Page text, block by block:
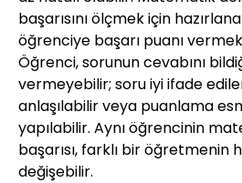
başarısını ölçmek için
öğrenciye başarı puanı
Öğrenci, sorunun cevabını
vermeyebilir; soru iyi ifade
anlaşılabilir veya puanlama
yapılabilir. Aynı öğrencinin
başarısı, farklı bir öğretmenin
değişebilir.